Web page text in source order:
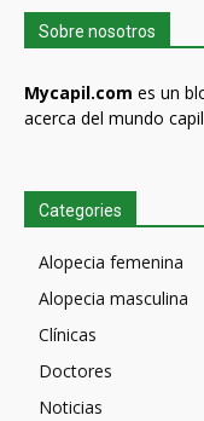
Sobre nosotros
Mycapil.com es un
acerca del mundo
Categories
Alopecia femenina
Alopecia masculina
Clínicas
Doctores
Noticias